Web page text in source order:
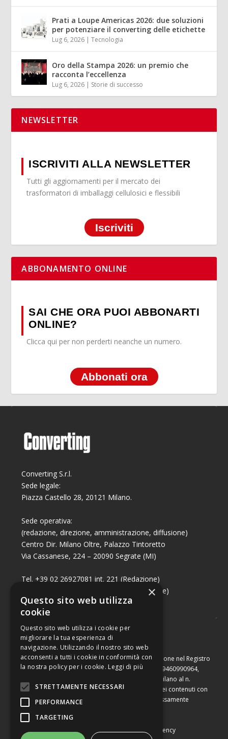
Prati a Loupe Americas 2026: due soluzioni
per potenziare il converting delle etichette
Lug 6, 2026 |Tecnologia
Oro della Stampa 2026: un premio che
racconta l’eccellenza
Lug 6, 2026 | Storie di successo
NEWSLETTER
ISCRIVITI ALLA NEWSLETTER
Tutti gli aggiornamenti per il mercato dei
trasformatori di imballaggi cellulosici e flessibili
Iscriviti
ABBONAMENTO ONLINE
SAI CHE ORA PUOI ABBONARTI
ONLINE?
Clicca qui per non perderti neanche un numero.
Abbonati ora
Converting S.r.l.
Sede legale:
Piazza Castello 28, 20121 Milano.
Sede operativa:
(redazione, direzione, amministrazione, diffusione)
Centro Dir. Milano Oltre, Palazzo Tintoretto
Via Cassanese, 224 – 20090 Segrate (MI)
Tel. +39 02 26927081 int. 221 (Redazione)
Tel. +39 02 26927081 int. 224 (Commerciale)
Fax +39 02 26951006
Capitale sociale di Euro 10.000,00 – Numero di iscrizione nel Registro
delle Imprese di Milano, partita Iva e codice fiscale 09460990964,
iscritta al Repertorio Economico Amministrativo di Milano al n.
2091710. È vietata la riproduzione, anche parziale, dei contenuti con
qualsiasi mezzo, compresa la stampa, se non espressamente
autorizzata.
Copyright © Converting srl | Privacy Policy|Web Agency
×
Questo sito web utilizza
cookie
Questo sito web utilizza i cookie per
migliorare la tua esperienza di
navigazione. Utilizzando il nostro sito web
acconsenti a tutti i cookie in conformità con
la nostra policy per i cookie. Leggi di più
STRETTAMENTE NECESSARI
PERFORMANCE
TARGETING